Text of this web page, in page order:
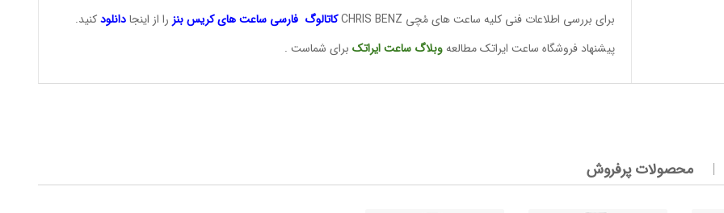
برای بررسی اطلاعات فنی کلیه ساعت های مُچی CHRIS BENZ
کاتالوگ فارسی ساعت هایکریس بنز را از اینجا دانلودکنید.
پیشنهاد فروشگاه ساعت ایراتک مطالعه وبلاگ ساعت ایراتکبرای شماست .
محصولات پرفروش